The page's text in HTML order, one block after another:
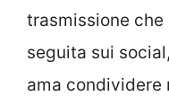
trasmissione
seguita sui
ama condividere